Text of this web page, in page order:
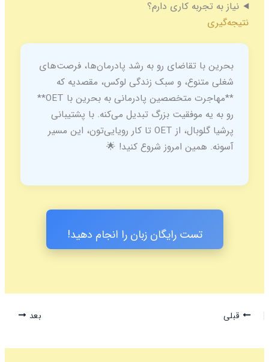
نیاز به تجربه کاری دارم؟
نتیجه‌گیری
بحرین با تقاضای رو به رشد پادرمان‌ها، فرصت‌های
شغلی متنوع، و سبک زندگی لوکس، مقصدیه که
**مهاجرت متخصصین پادرمانی به بحرین با OET**
رو به یه موفقیت بزرگ تبدیل می‌کنه. با پشتیبانی
پرشیا گلوبال، از OET تا کار رویایی‌تون، این مسیر
آسونه. همین امروز شروع کنید! 🌟
تست رایگان زبان را انجام دهید!
قبلی بعد